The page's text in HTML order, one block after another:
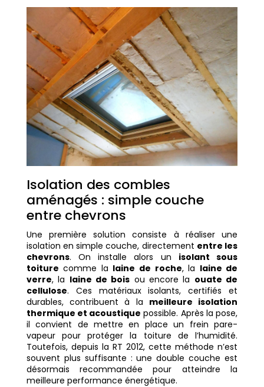
Isolation des combles
aménagés : simple couche
entre chevrons
Une première solution consiste à réaliser une
isolation en simple couche, directement entre les
chevrons. On installe alors un isolant sous
toiture comme la laine de roche, la laine de
verre, la laine de bois ou encore la ouate de
cellulose. Ces matériaux isolants, certifiés et
durables, contribuent à la meilleure isolation
thermique et acoustique possible. Après la pose,
il convient de mettre en place un frein pare-
vapeur pour protéger la toiture de l’humidité.
Toutefois, depuis la RT 2012, cette méthode n’est
souvent plus suffisante : une double couche est
désormais recommandée pour atteindre la
meilleure performance énergétique.